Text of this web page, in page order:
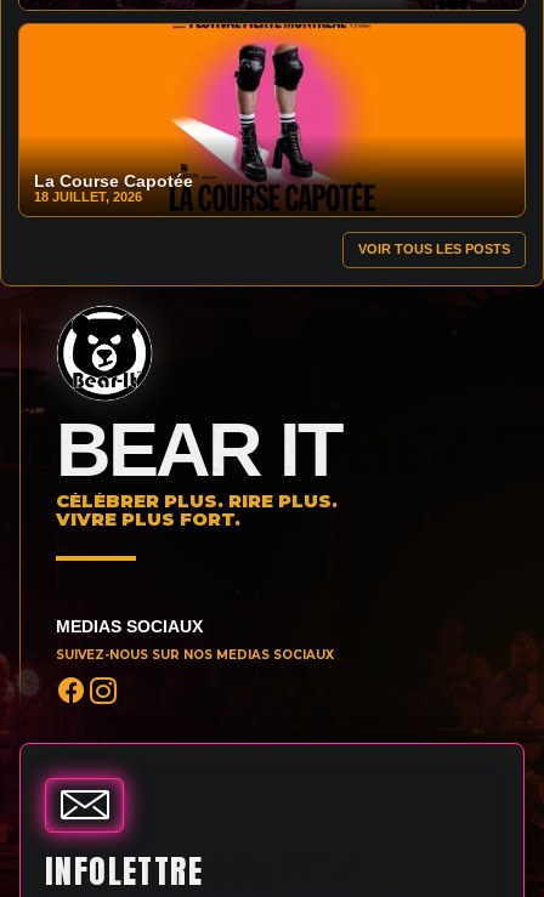
La Course Capotée
18 JUILLET, 2026
VOIR TOUS LES POSTS
BEAR IT
CÉLÉBRER PLUS. RIRE PLUS.
VIVRE PLUS FORT.
MEDIAS SOCIAUX
SUIVEZ-NOUS SUR NOS MEDIAS SOCIAUX
INFOLETTRE